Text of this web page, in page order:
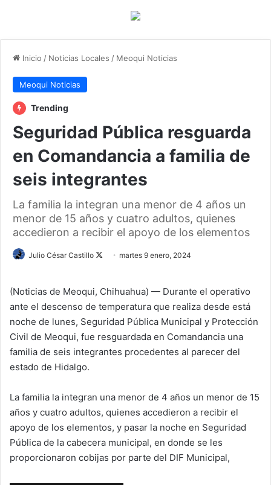
Inicio / Noticias Locales / Meoqui Noticias
Meoqui Noticias
Trending
Seguridad Pública resguarda
en Comandancia a familia de
seis integrantes
La familia la integran una menor de 4 años un
menor de 15 años y cuatro adultos, quienes
accedieron a recibir el apoyo de los elementos
Julio César Castillo
o
w
o
n
martes 9 enero, 2024
(Noticias de Meoqui, Chihuahua) — Durante el operativo
ante el descenso de temperatura que realiza desde está
noche de lunes, Seguridad Pública Municipal y Protección
Civil de Meoqui, fue resguardada en Comandancia una
familia de seis integrantes procedentes al parecer del
estado de Hidalgo.
La familia la integran una menor de 4 años un menor de 15
años y cuatro adultos, quienes accedieron a recibir el
apoyo de los elementos, y pasar la noche en Seguridad
Pública de la cabecera municipal, en donde se les
proporcionaron cobijas por parte del DIF Municipal,